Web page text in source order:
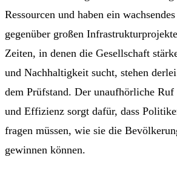
Ressourcen und haben ein
gegenüber großen
Zeiten, in denen die Gesellschaft
und Nachhaltigkeit sucht, stehen
dem Prüfstand. Der unaufhörliche Ruf
und Effizienz sorgt dafür, dass
fragen müssen, wie sie die
gewinnen können.